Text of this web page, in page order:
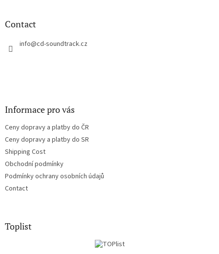
Contact
info@cd-soundtrack.cz
Informace pro vás
Ceny dopravy a platby do ČR
Ceny dopravy a platby do SR
Shipping Cost
Obchodní podmínky
Podmínky ochrany osobních údajů
Contact
Toplist